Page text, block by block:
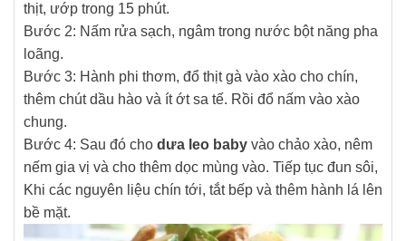
thịt, ướp trong 15 phút.
Bước 2: Nấm rửa sạch, ngâm trong nước bột năng pha
loãng.
Bước 3: Hành phi thơm, đổ thịt gà vào xào cho chín,
thêm chút dầu hào và ít ớt sa tế. Rồi đổ nấm vào xào
chung.
Bước 4: Sau đó cho dưa leo baby vào chảo xào, nêm
nếm gia vị và cho thêm dọc mùng vào. Tiếp tục đun sôi,
Khi các nguyên liệu chín tới, tắt bếp và thêm hành lá lên
bề mặt.